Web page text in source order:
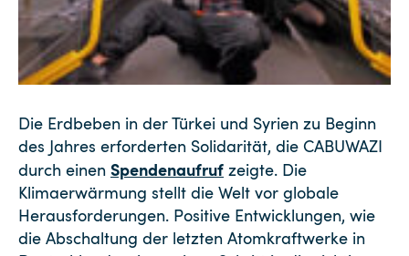
Die Erdbeben in der Türkei und Syrien zu Beginn
des Jahres erforderten Solidarität, die CABUWAZI
durch einen Spendenaufruf zeigte. Die
Klimaerwärmung stellt die Welt vor globale
Herausforderungen. Positive Entwicklungen, wie
die Abschaltung der letzten Atomkraftwerke in